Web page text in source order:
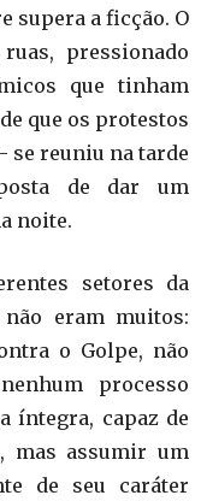
supera a ficção. O
pressionado
que tinham
que os protestos
se reuniu na tarde
de dar um
noite.
setores da
eram muitos:
o Golpe, não
processo
íntegra, capaz de
mas assumir um
de seu caráter